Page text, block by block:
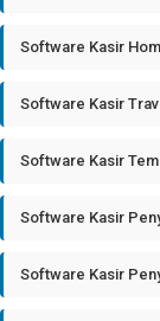
Software Kasir
Software Kasir
Software Kasir
Software Kasir
Software Kasir